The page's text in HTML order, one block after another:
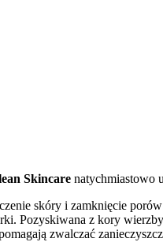
Skincare natychmiastowo
skóry i zamknięcie
Pozyskiwana z kory
zwalczać